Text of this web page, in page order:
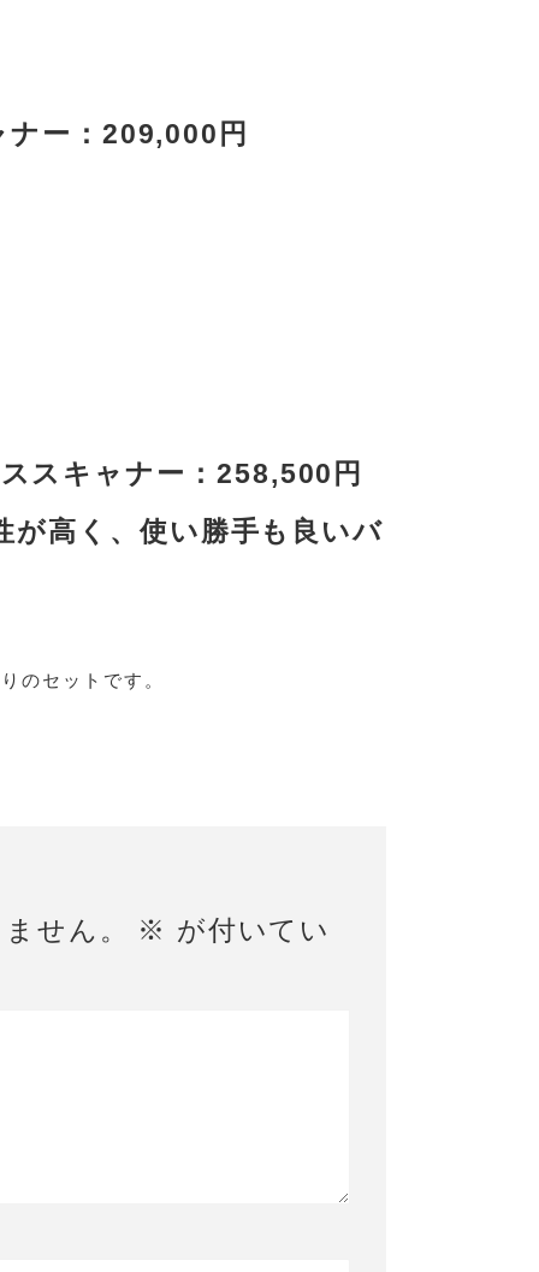
ー ：209,000円
スキャナー：258,500円
が高く、使い勝手も良いバ
のセットです。
せん。 ※ が付いてい